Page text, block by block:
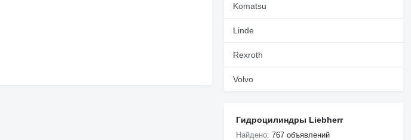
Komatsu
Linde
Rexroth
Volvo
Гидроцилиндры Liebherr
Найдено:767 объявлений